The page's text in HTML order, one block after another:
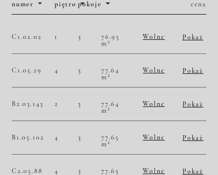
numer piętro pokoje cena
C1.02.02 1 3
76.95
m 2
Wolne
Pokaż
C1.05.29 4 3
77.64
m 2
Wolne
Pokaż
B2.03.143 2 3
77.64
m 2
Wolne
Pokaż
B1.05.102 4 3
77.65
m 2
Wolne
Pokaż
C2.05.88 4 3
77.65
Wolne
Pokaż